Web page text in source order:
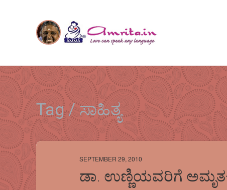
Tag / ಸಾಹಿತ್ಯ
SEPTEMBER 29, 2010
ಡಾ. ಉಣ್ಣಿಯವರಿಗೆ